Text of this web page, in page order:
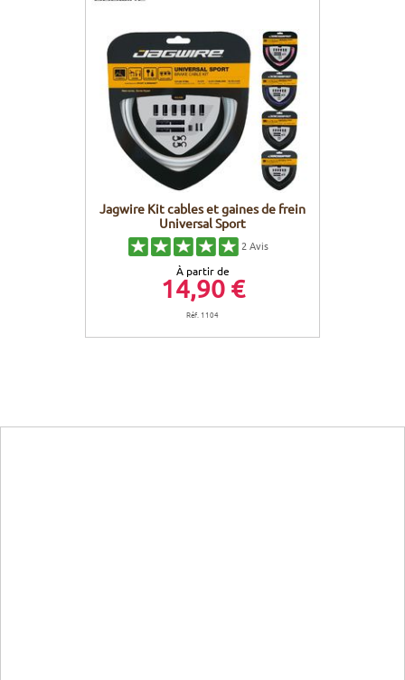
Jagwire Kit cables et gaines de frein
Universal Sport
2 Avis
À partir de
14,90 €
Réf. 1104